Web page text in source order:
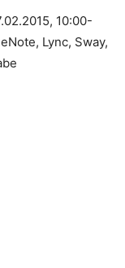
10:00-
Lync, Sway,